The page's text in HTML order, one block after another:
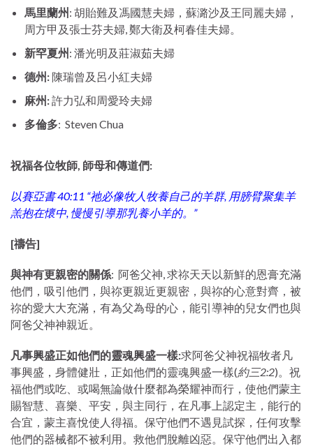
馬里蘭州: 胡貽難及馮國慧夫婦，蘇潞沙及王同麗夫婦，
周方甲及張士芬夫婦, 鄭大衛及柯春佳夫婦。
新罕夏州: 潘光明及莊淑茹夫婦
德州:陳瑞曾及呂小紅夫婦
麻州:許力弘和周愛玲夫婦
多倫多: Steven Chua
祝福各位牧師, 師母和傳道們:
以賽亞書 40:11 “祂必像牧人牧養自己的羊群, 用膀臂聚集羊
羔抱在懷中, 慢慢引導那乳養小羊的。”
[禱告]
與神有更親密的關係: 阿爸父神, 求祢天天以新鮮的恩膏充滿
他們，吸引他們，與祢更親近更親密，與祢的心意對齊，被
祢的愛大大充滿，有為父為母的心，能引導神的兒女們也與
阿爸父神神親近。
凡事興盛正如他們的靈魂興盛一樣:求阿爸父神祝福牧者凡
事興盛，身體健壯，正如他們的靈魂興盛一樣(約三2:2)。祝
福他們或吃、或喝無論做什麼都為榮耀神而行，使他們蒙主
賜智慧、喜樂、平安，與主同行，在凡事上認定主，能行的
合宜，蒙主喜悅使人得福。保守他們不遇見試探，任何攻擊
他們的器械都不被利用。救他們脫離凶惡。保守他們出入都